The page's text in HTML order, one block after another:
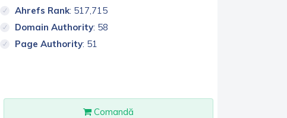
Ahrefs Rank: 517,715
Domain Authority: 58
Page Authority: 51
Comandă